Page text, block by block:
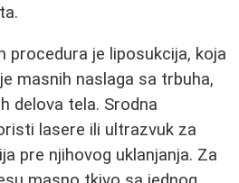
procedura je liposukcija, koja
masnih naslaga sa trbuha,
delova tela. Srodna
lasere ili ultrazvuk za
pre njihovog uklanjanja. Za